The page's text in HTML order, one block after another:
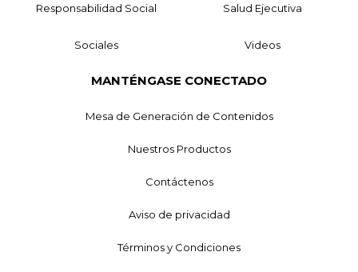
Responsabilidad Social Salud Ejecutiva
Sociales Videos
MANTÉNGASE CONECTADO
Mesa de Generación de Contenidos
Nuestros Productos
Contáctenos
Aviso de privacidad
Términos y Condiciones